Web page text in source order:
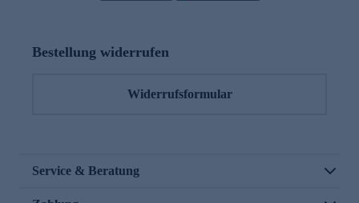
Bestellung widerrufen
Widerrufsformular
Service & Beratung